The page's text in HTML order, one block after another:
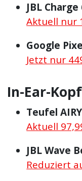
JBL Charge
Aktuell nur
Google
Jetzt nur
In-Ear-
Teufel
Aktuell
JBL Wave
Reduziert